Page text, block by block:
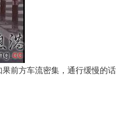
前方车流密集，通行缓慢的